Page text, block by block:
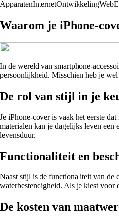
ApparatenInternetOntwikkelingWeb
Waarom je iPhone-
In de wereld van smartphone-
persoonlijkheid. Misschien heb je
De rol van stijl in je
Je iPhone-cover is vaak het eerste
materialen kan je dagelijks leven
levensduur.
Functionaliteit en
Naast stijl is de functionaliteit van de
waterbestendigheid. Als je kiest voor
De kosten van